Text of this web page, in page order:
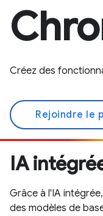
Créez des
IA
Grâce à l'IA
des modèles de